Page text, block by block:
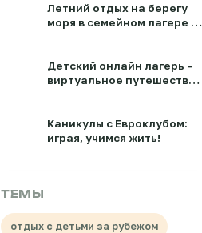
Летний отдых на берегу
моря в семейном лагере «Я
Детский онлайн лагерь –
виртуальное путешествие
Каникулы с Евроклубом:
играя, учимся жить!
ТЕМЫ
отдых с детьми за рубежом